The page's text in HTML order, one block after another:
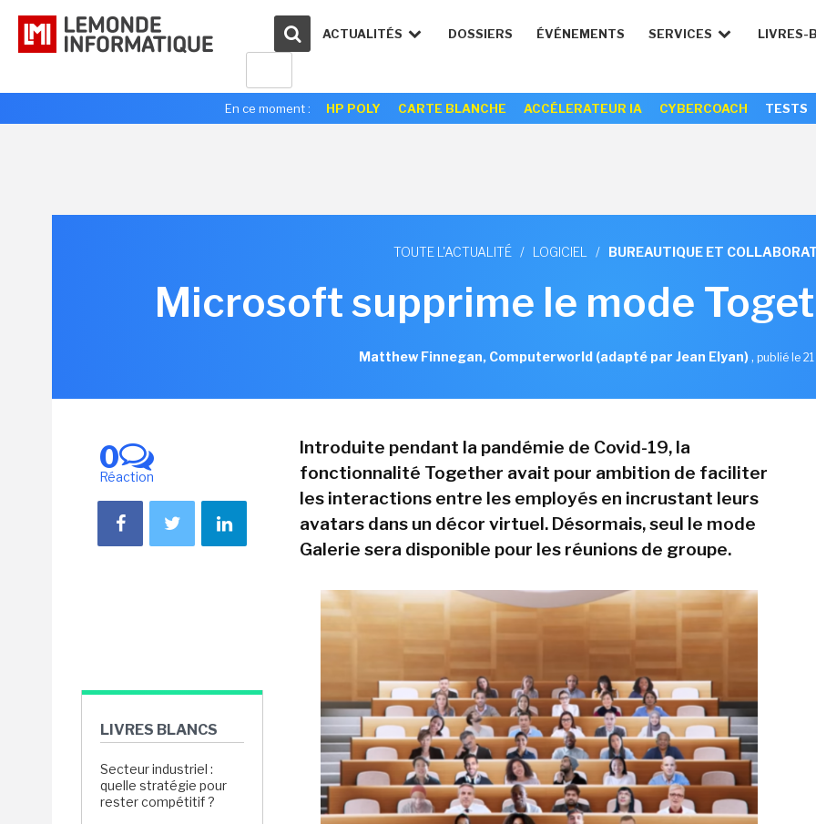
ACTUALITÉS DOSSIERS ÉVÉNEMENTS SERVICES LIVRES-
En ce moment : HP POLY CARTE BLANCHE ACCÉLERATEUR IA CYBERCOACH TESTS
TOUTE L'ACTUALITÉ / LOGICIEL / BUREAUTIQUE ET
Microsoft supprime le mode
Matthew Finnegan, Computerworld (adapté par Jean Elyan), publié le
0
Réaction
LIVRES BLANCS
Secteur industriel :
quelle stratégie pour
rester compétitif ?
Introduite pendant la pandémie de Covid-19, la
fonctionnalité Together avait pour ambition de faciliter
les interactions entre les employés en incrustant leurs
avatars dans un décor virtuel. Désormais, seul le mode
Galerie sera disponible pour les réunions de groupe.